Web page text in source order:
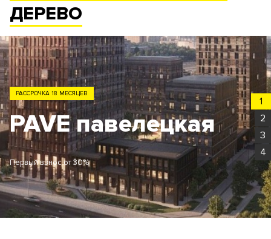
ДЕРЕВО
1
2
3
4
ЗАО
Родина Парк
Первый взнос от 30%